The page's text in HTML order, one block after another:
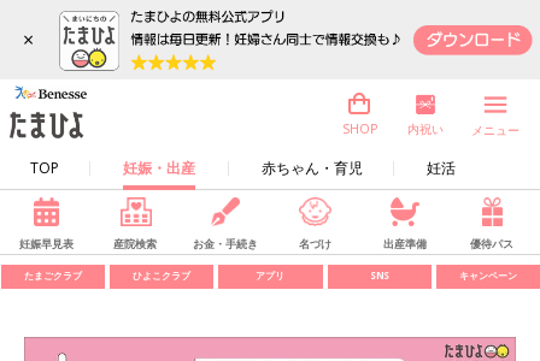
×
TOP 妊娠・出産 赤ちゃん・育児 妊活
SHOP 内祝い メニュー
妊娠早見表 産院検索 お金・手続き 名づけ 出産準備 優待パス
たまごクラブ ひよこクラブ アプリ SNS キャンペーン